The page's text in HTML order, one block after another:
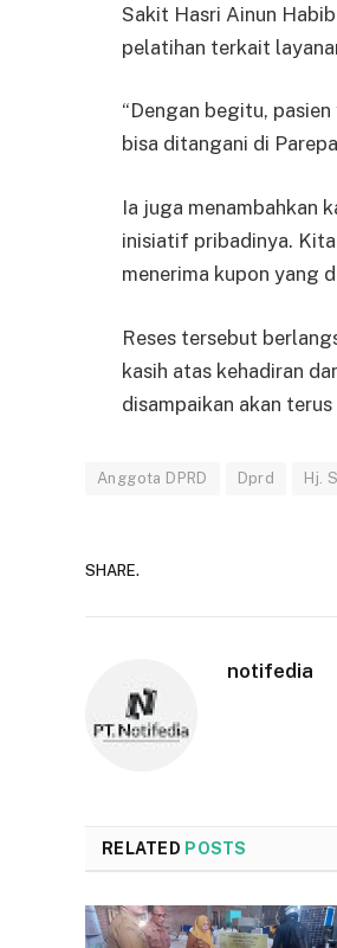
Sakit Hasri Ainun
pelatihan terkait
“Dengan begitu,
bisa ditangani di
Ia juga menambahkan
inisiatif pribadinya.
menerima kupon yang
Reses tersebut
kasih atas kehadiran
disampaikan akan
Anggota DPRD Dprd Hj.
SHARE.
notifedia
RELATED POSTS